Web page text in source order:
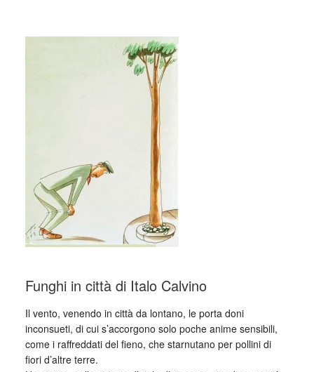
Funghi in città di Italo Calvino
Il vento, venendo in città da lontano, le porta doni
inconsueti, di cui s’accorgono solo poche anime sensibili,
come i raffreddati del fieno, che starnutano per pollini di
fiori d’altre terre.